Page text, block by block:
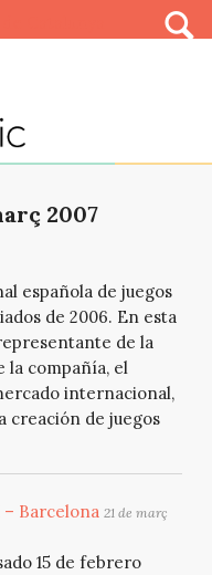
2007
española de juegos
de 2006. En esta
de la
la compañía, el
internacional,
creación de juegos
– Barcelona 21 de març
15 de febrero